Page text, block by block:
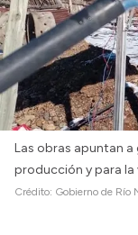
Las obras apuntan a
producción y para la
Crédito: Gobierno de Río